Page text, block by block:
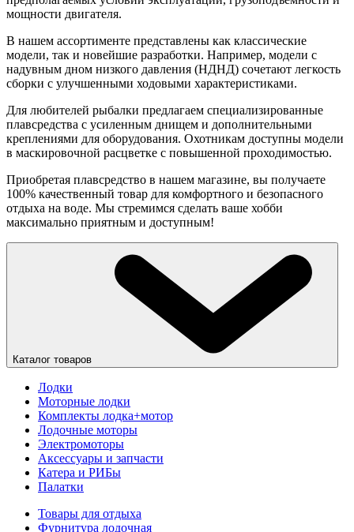
мощности двигателя.
В нашем ассортименте представлены как классические
модели, так и новейшие разработки. Например, модели с
надувным дном низкого давления (НДНД) сочетают легкость
сборки с улучшенными ходовыми характеристиками.
Для любителей рыбалки предлагаем специализированные
плавсредства с усиленным днищем и дополнительными
креплениями для оборудования. Охотникам доступны модели
в маскировочной расцветке с повышенной проходимостью.
Приобретая плавсредство в нашем магазине, вы получаете
100% качественный товар для комфортного и безопасного
отдыха на воде. Мы стремимся сделать ваше хобби
максимально приятным и доступным!
Каталог товаров
Лодки
Моторные лодки
Комплекты лодка+мотор
Лодочные моторы
Электромоторы
Аксессуары и запчасти
Катера и РИБы
Палатки
Товары для отдыха
Фурнитура лодочная